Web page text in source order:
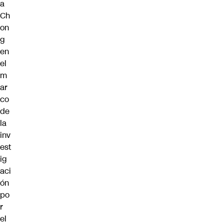
a
Ch
on
g
en
el
m
ar
co
de
la
inv
est
ig
aci
ón
po
r
el